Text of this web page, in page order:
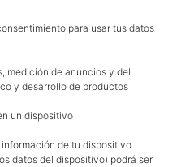
para usar tus datos
medición de anuncios y del
y desarrollo de productos
un dispositivo
de tu dispositivo
datos del dispositivo) podrá ser